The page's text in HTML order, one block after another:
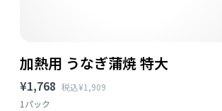
加熱用 うなぎ蒲焼 特大
¥1,768 税込¥1,909
1パック